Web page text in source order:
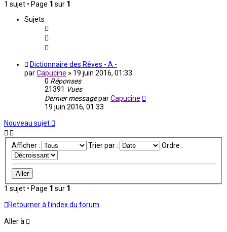
1 sujet • Page 1 sur 1
Sujets
Dictionnaire des Rêves - A -
parCapucine » 19 juin 2016, 01:33
0 Réponses
21391 Vues
Dernier messageparCapucine
19 juin 2016, 01:33
Nouveau sujet
Afficher : Trier par : Ordre :
1 sujet • Page 1 sur 1
Retourner à l’index du forum
Aller à